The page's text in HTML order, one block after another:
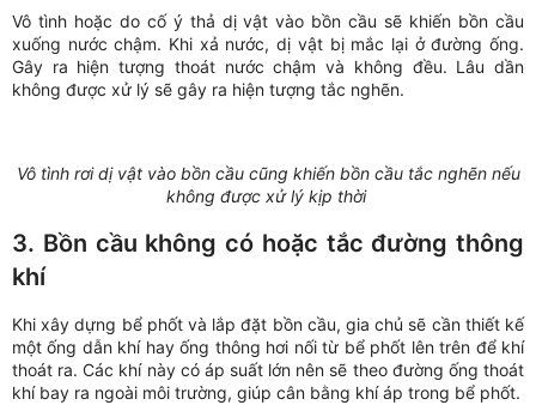
Vô tình hoặc do cố ý thả dị vật vào bồn cầu sẽ khiến bồn cầu
xuống nước chậm. Khi xả nước, dị vật bị mắc lại ở đường ống.
Gây ra hiện tượng thoát nước chậm và không đều. Lâu dần
không được xử lý sẽ gây ra hiện tượng tắc nghẽn.
Vô tình rơi dị vật vào bồn cầu cũng khiến bồn cầu tắc nghẽn nếu
không được xử lý kịp thời
3. Bồn cầu không có hoặc tắc đường thông
khí
Khi xây dựng bể phốt và lắp đặt bồn cầu, gia chủ sẽ cần thiết kế
một ống dẫn khí hay ống thông hơi nối từ bể phốt lên trên để khí
thoát ra. Các khí này có áp suất lớn nên sẽ theo đường ống thoát
khí bay ra ngoài môi trường, giúp cân bằng khí áp trong bể phốt.